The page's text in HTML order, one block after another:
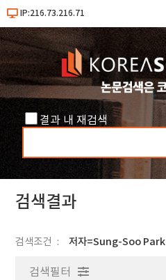
IP:216.73.216.71
결과 내 재검색
검색결과
검색조건 저자=Sung-Soo Park
검색필터